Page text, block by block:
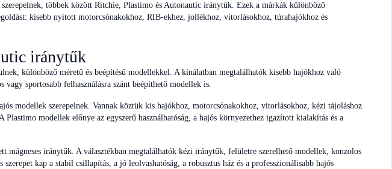
többek között Ritchie, Plastimo és Autonautic iránytűk. Ezek a márkák különböző
kisebb nyitott motorcsónakokhoz, RIB-ekhez, jollékhoz, vitorlásokhoz, túrahajókhoz és
iránytűk
különböző méretű és beépítésű modellekkel. A kínálatban megtalálhatók kisebb hajókhoz való
sportosabb felhasználásra szánt beépíthető modellek is.
modellek szerepelnek. Vannak köztük kis hajókhoz, motorcsónakokhoz, vitorlásokhoz, kézi tájoláshoz
Plastimo modellek előnye az egyszerű használhatóság, a hajós környezethez igazított kialakítás és a
mágneses iránytűk. A választékban megtalálhatók kézi iránytűk, felületre szerelhető modellek, konzolos
kap a stabil csillapítás, a jó leolvashatóság, a robusztus ház és a professzionálisabb hajós